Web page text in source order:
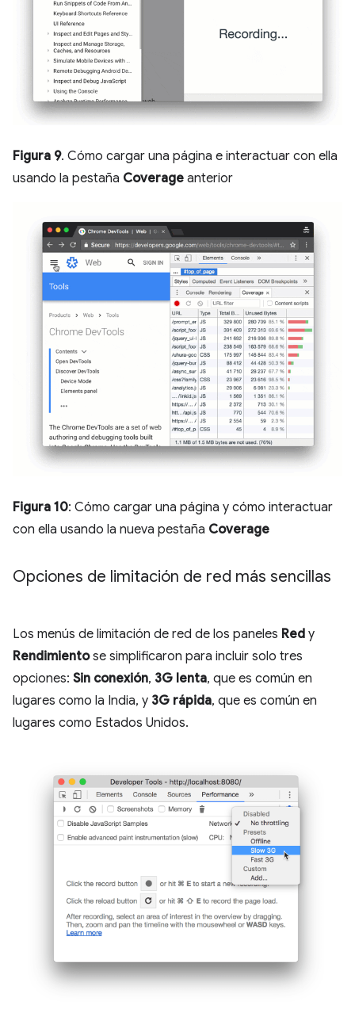
Figura 9. Cómo cargar una página e interactuar con ella
usando la pestaña Coverage anterior
Figura 10: Cómo cargar una página y cómo interactuar
con ella usando la nueva pestaña Coverage
Opciones de limitación de red más sencillas
Los menús de limitación de red de los paneles Red y
Rendimientose simplificaron para incluir solo tres
opciones: Sin conexión, 3G lenta, que es común en
lugares como la India, y 3G rápida, que es común en
lugares como Estados Unidos.